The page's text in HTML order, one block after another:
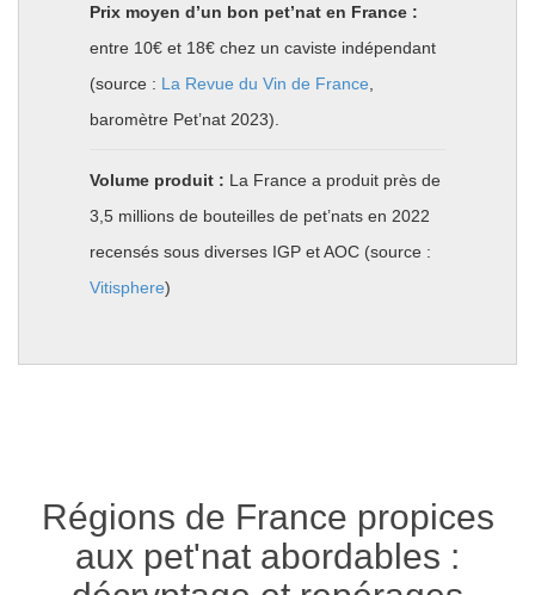
Prix moyen d’un bon pet’nat en France :
entre 10€ et 18€ chez un caviste indépendant
(source : La Revue du Vin de France
baromètre Pet’nat 2023).
Volume produit : La France a produit près de
3,5 millions de bouteilles de pet’nats en 2022
recensés sous diverses IGP et AOC (source :
Vitisphere)
Régions de France propices
aux pet'nat abordables :